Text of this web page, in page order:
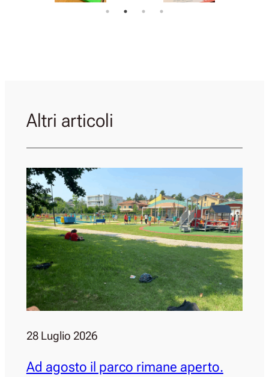
Altri articoli
28 Luglio 2026
Ad agosto il parco rimane aperto.